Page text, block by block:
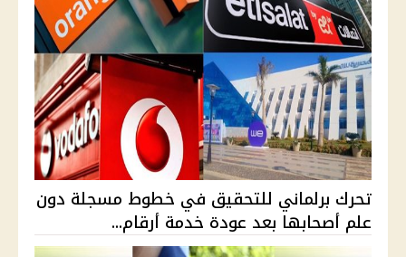
تحرك برلماني للتحقيق في خطوط مسجلة دون
علم أصحابها بعد عودة خدمة أرقام...